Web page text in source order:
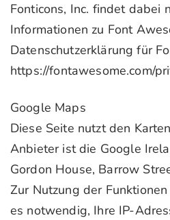
Fonticons, Inc. findet dabei
Informationen zu Font
Datenschutzerklärung für
https://fontawesome.com/
Google Maps
Diese Seite nutzt den
Anbieter ist die Google
Gordon House, Barrow
Zur Nutzung der
es notwendig, Ihre IP-